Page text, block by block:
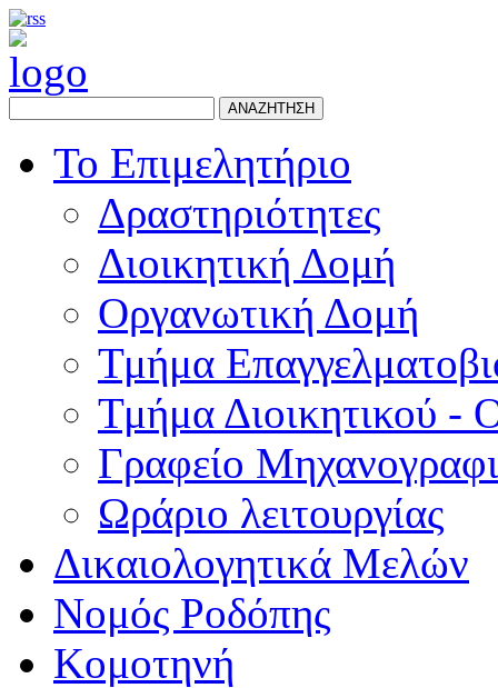
ΑΝΑΖΗΤΗΣΗ
Το Επιμελητήριο
Δραστηριότητες
Διοικητική Δομή
Οργανωτική Δομή
Τμήμα
Τμήμα Διοικητικού -
Γραφείο
Ωράριο λειτουργίας
Δικαιολογητικά Μελών
Νομός Ροδόπης
Κομοτηνή